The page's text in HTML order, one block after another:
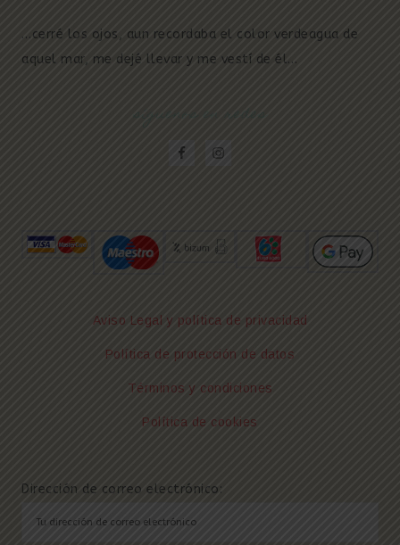
…cerré los ojos, aun recordaba el color verdeagua de
aquel mar, me dejé llevar y me vestí de él…
Aviso Legal y política de privacidad
Política de protección de datos
Términos y condiciones
Política de cookies
Dirección de correo electrónico: